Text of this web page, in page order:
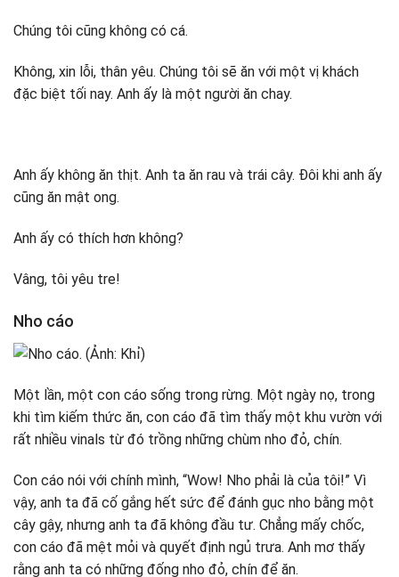
Chúng tôi cũng không có cá.
Không, xin lỗi, thân yêu. Chúng tôi sẽ ăn với một vị khách
đặc biệt tối nay. Anh ấy là một người ăn chay.
Anh ấy không ăn thịt. Anh ta ăn rau và trái cây. Đôi khi anh ấy
cũng ăn mật ong.
Anh ấy có thích hơn không?
Vâng, tôi yêu tre!
Nho cáo
Một lần, một con cáo sống trong rừng. Một ngày nọ, trong
khi tìm kiếm thức ăn, con cáo đã tìm thấy một khu vườn với
rất nhiều vinals từ đó trồng những chùm nho đỏ, chín.
Con cáo nói với chính mình, “Wow! Nho phải là của tôi!” Vì
vậy, anh ta đã cố gắng hết sức để đánh gục nho bằng một
cây gậy, nhưng anh ta đã không đầu tư. Chẳng mấy chốc,
con cáo đã mệt mỏi và quyết định ngủ trưa. Anh mơ thấy
rằng anh ta có những đống nho đỏ, chín để ăn.